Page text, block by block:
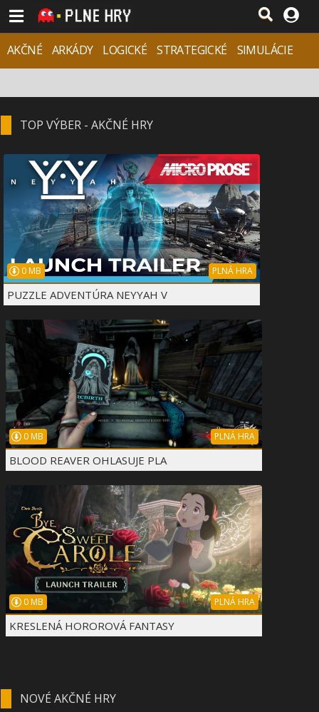
AKČNÉ ARKÁDY LOGICKÉ STRATEGICKÉ
SIMULÁCIE
TOP VÝBER - AKČNÉ HRY
0 MB PLNÁ HRA
PUZZLE ADVENTÚRA NEYYAH V
0 MB PLNÁ HRA
BLOOD REAVER OHLASUJE PLA
0 MB PLNÁ HRA
KRESLENÁ HOROROVÁ FANTASY
NOVÉ AKČNÉ HRY